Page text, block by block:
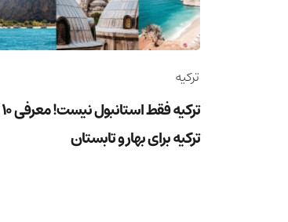
ترکیه
ترکیه برای بهار و تابستان